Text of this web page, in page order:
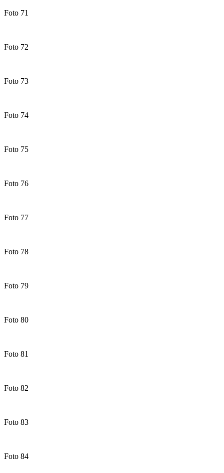
Foto 71
Foto 72
Foto 73
Foto 74
Foto 75
Foto 76
Foto 77
Foto 78
Foto 79
Foto 80
Foto 81
Foto 82
Foto 83
Foto 84